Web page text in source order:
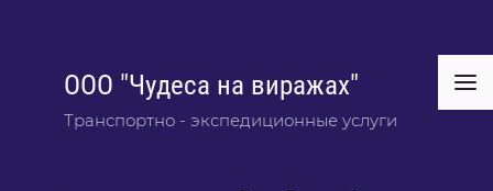
ООО "Чудеса на виражах"
Транспортно - экспедиционные услуги